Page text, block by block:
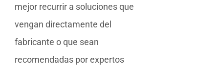
mejor recurrir a soluciones que
vengan directamente del
fabricante o que sean
recomendadas por expertos